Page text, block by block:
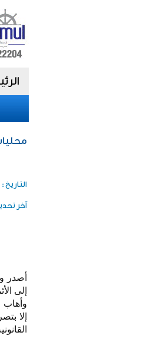
التاريخ :
آخر
إلى
وأهاب
إلا